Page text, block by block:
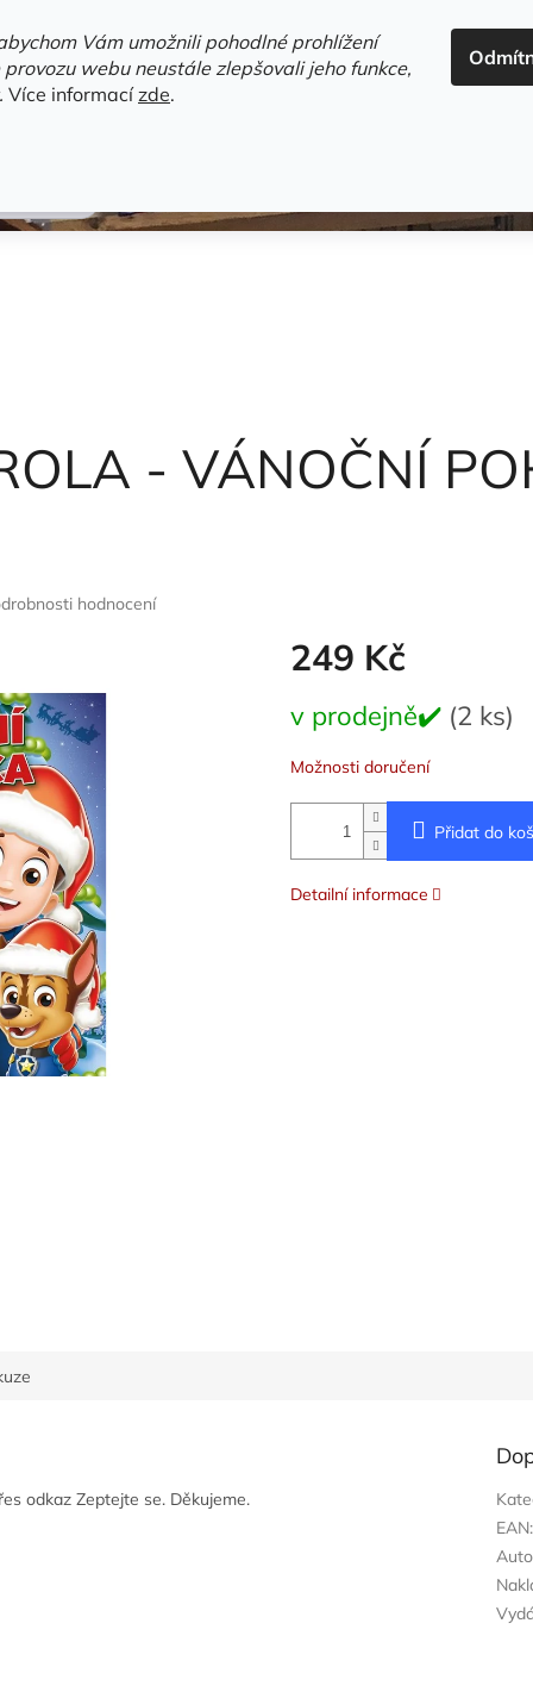
Vám umožnili pohodlné prohlížení
webu neustále zlepšovali jeho funkce,
Více informacízde.
HLEDAT
- VÁNOČNÍ
hodnocení
249 Kč
cena:
v prodejně✔️ (2 ks)
Možnosti doručení
Přidat do
Detailní informace
odkaz Zeptejte se. Děkujeme.
EAN: